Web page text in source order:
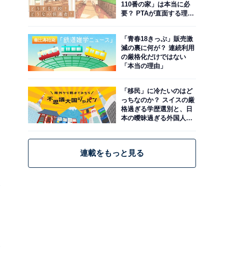
110番の家」は本当に必
要？ PTAが直面する理想
「青春18きっぷ」販売激
減の裏に何が？ 連続利用
の厳格化だけではない
「本当の理由」
「移民」に冷たいのはど
っちなのか？ スイスの厳
格過ぎる学歴選別と、日
本の曖昧過ぎる外国人政
連載をもっと見る